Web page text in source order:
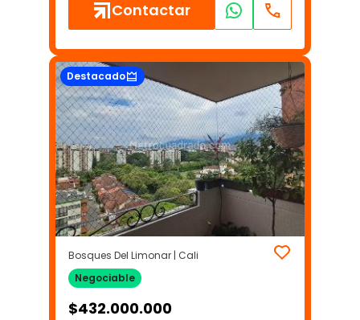
Contactar
Destacado
Bosques Del Limonar | Cali
Negociable
$432.000.000